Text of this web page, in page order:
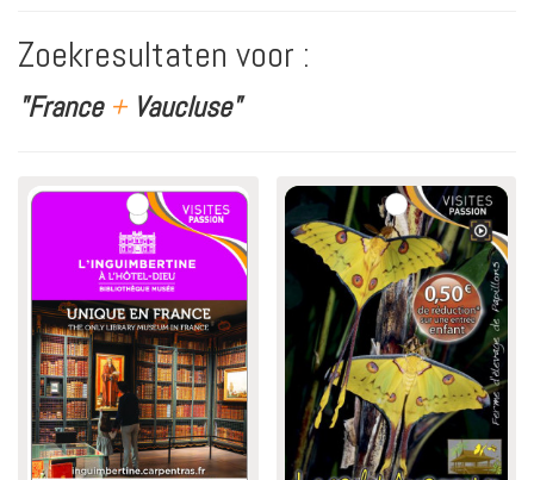
Zoekresultaten voor :
"France +Vaucluse"